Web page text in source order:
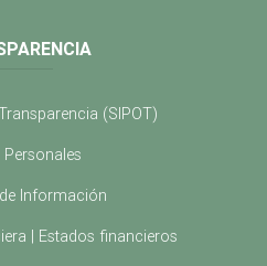
(SIPOT)
Personales
Información
| Estados financieros